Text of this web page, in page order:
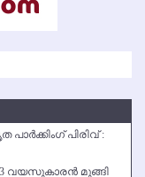
പിരിവ് :
വയസുകാരന്‍ മുങ്ങി